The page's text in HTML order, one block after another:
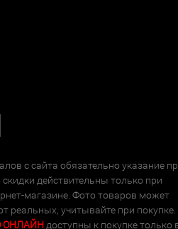
с сайта обязательно указание
действительны только при
магазине. Фото товаров может
реальных, учитывайте при покупке.
ОНЛАЙН доступны к покупке только